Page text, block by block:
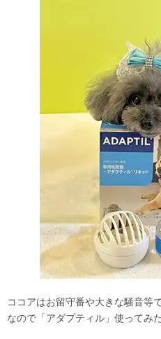
ココアはお留守番や大きな騒音等
なので「アダプティル」使ってみた